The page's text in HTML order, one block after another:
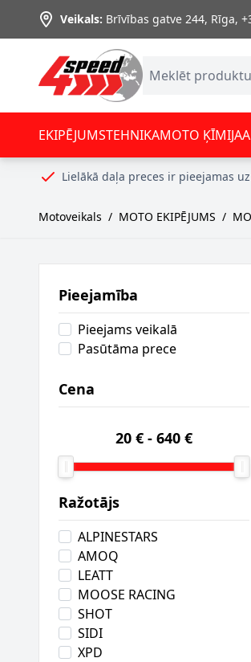
Skip to Content
Veikals: Brīvības gatve 244, Rīga,
EKIPĒJUMSTEHNIKAMOTO ĶĪMIJA
Lielākā daļa preces ir pieejamas
Motoveikals / MOTO EKIPĒJUMS /
Pieejamība
Pieejams veikalā
Pasūtāma prece
Cena
20 € - 640 €
Ražotājs
ALPINESTARS
AMOQ
LEATT
MOOSE RACING
SHOT
SIDI
XPD